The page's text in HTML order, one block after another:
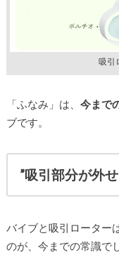
吸引
「ふなみ」は、 今まで
ブです。
”吸引部分が外
バイブと吸引ローターは
のが、今までの常識で